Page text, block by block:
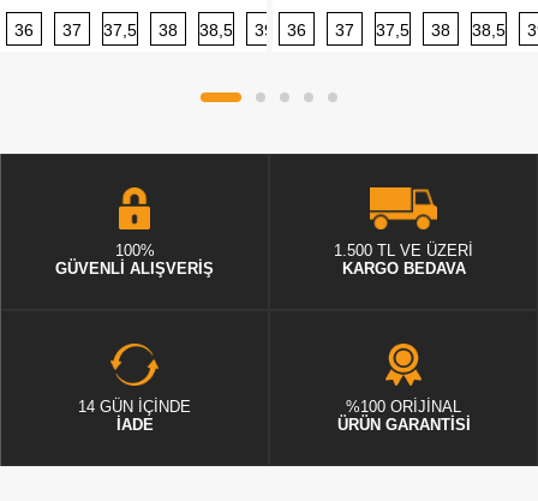
36 37 37,5 38 38,5 39 40 40,5 41 42 42,5
36 37 37,5 38 38,5
100%
GÜVENLİ ALIŞVERİŞ
1.500 TL VE ÜZERİ
KARGO BEDAVA
14 GÜN İÇİNDE
İADE
%100 ORİJİNAL
ÜRÜN GARANTİSİ